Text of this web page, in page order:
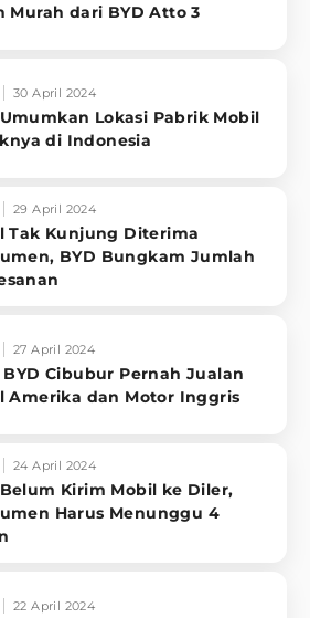
Murah dari BYD Atto 3
30 April 2024
Lokasi Pabrik Mobil
di Indonesia
29 April 2024
Tak Kunjung Diterima
BYD Bungkam Jumlah
27 April 2024
Cibubur Pernah Jualan
Amerika dan Motor Inggris
24 April 2024
Kirim Mobil ke Diler,
Harus Menunggu 4
22 April 2024